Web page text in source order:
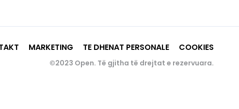
MARKETING TE DHENAT PERSONALE COOKIES
©2023 Open. Të gjitha të drejtat e rezervuara.